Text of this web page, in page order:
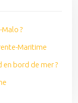
?
Maritime
bord de mer ?